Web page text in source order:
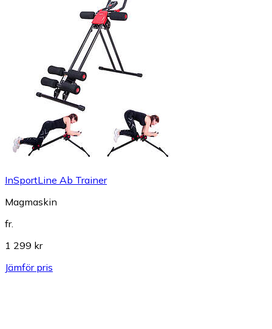
InSportLine Ab Trainer
Magmaskin
fr.
1 299 kr
Jämför pris